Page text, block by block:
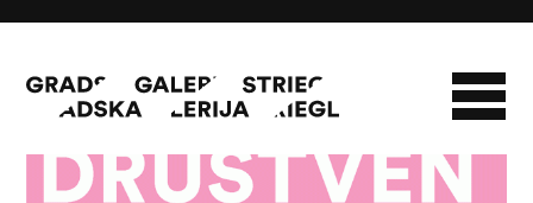
O GALERIJI